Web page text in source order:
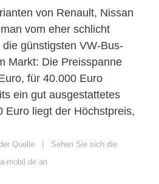
von Renault, Nissan
vom eher schlicht
günstigsten VW-Bus-
Markt: Die Preisspanne
für 40.000 Euro
ein gut ausgestattetes
Euro liegt der Höchstpreis,
Quelle | Sehen Sie sich die
mobil.de an